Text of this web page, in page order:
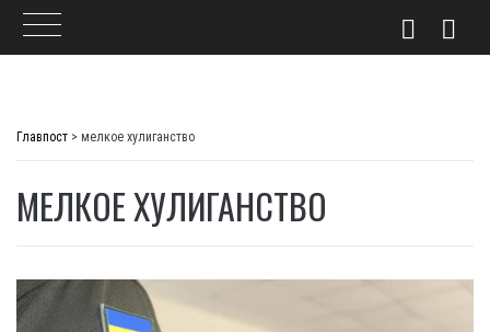
Главпост > мелкое хулиганство
МЕЛКОЕ ХУЛИГАНСТВО